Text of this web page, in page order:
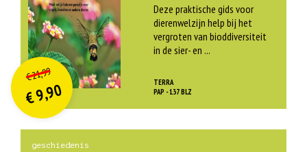
Deze praktische gids voor
dierenwelzijn help bij het
vergroten van bioddiversiteit
in de sier- en ...
TERRA
PAP - 137 BLZ
€21,99O
orspr
onkelijke
prijs
was:
€ 21,99.
€9,90
Huidige
prijs
is:
€ 9,90.
geschiedenis